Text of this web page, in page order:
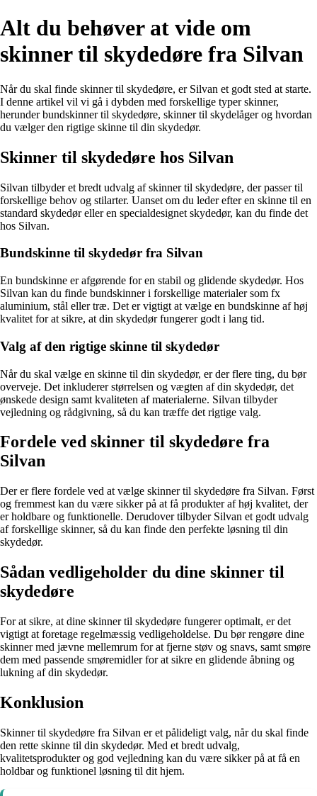
Alt du behøver at vide om
skinner til skydedøre fra Silvan
Når du skal finde skinner til skydedøre, er Silvan et godt sted at starte.
I denne artikel vil vi gå i dybden med forskellige typer skinner,
herunder bundskinner til skydedøre, skinner til skydelåger og hvordan
du vælger den rigtige skinne til din skydedør.
Skinner til skydedøre hos Silvan
Silvan tilbyder et bredt udvalg af skinner til skydedøre, der passer til
forskellige behov og stilarter. Uanset om du leder efter en skinne til en
standard skydedør eller en specialdesignet skydedør, kan du finde det
hos Silvan.
Bundskinne til skydedør fra Silvan
En bundskinne er afgørende for en stabil og glidende skydedør. Hos
Silvan kan du finde bundskinner i forskellige materialer som fx
aluminium, stål eller træ. Det er vigtigt at vælge en bundskinne af høj
kvalitet for at sikre, at din skydedør fungerer godt i lang tid.
Valg af den rigtige skinne til skydedør
Når du skal vælge en skinne til din skydedør, er der flere ting, du bør
overveje. Det inkluderer størrelsen og vægten af din skydedør, det
ønskede design samt kvaliteten af materialerne. Silvan tilbyder
vejledning og rådgivning, så du kan træffe det rigtige valg.
Fordele ved skinner til skydedøre fra
Silvan
Der er flere fordele ved at vælge skinner til skydedøre fra Silvan. Først
og fremmest kan du være sikker på at få produkter af høj kvalitet, der
er holdbare og funktionelle. Derudover tilbyder Silvan et godt udvalg
af forskellige skinner, så du kan finde den perfekte løsning til din
skydedør.
Sådan vedligeholder du dine skinner til
skydedøre
For at sikre, at dine skinner til skydedøre fungerer optimalt, er det
vigtigt at foretage regelmæssig vedligeholdelse. Du bør rengøre dine
skinner med jævne mellemrum for at fjerne støv og snavs, samt smøre
dem med passende smøremidler for at sikre en glidende åbning og
lukning af din skydedør.
Konklusion
Skinner til skydedøre fra Silvan er et pålideligt valg, når du skal finde
den rette skinne til din skydedør. Med et bredt udvalg,
kvalitetsprodukter og god vejledning kan du være sikker på at få en
holdbar og funktionel løsning til dit hjem.